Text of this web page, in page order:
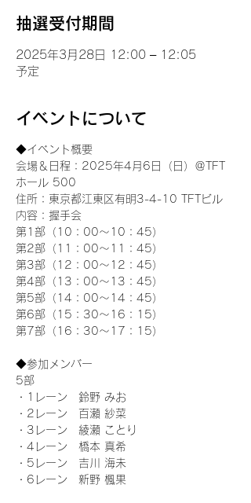
抽選受付期間
2025年3月28日 12:00 – 12:05
予定
イベントについて
◆イベント概要
会場＆日程：2025年4月6日（日）＠TFT
ホール 500
住所：東京都江東区有明3-4-10 TFTビル
内容：握手会
第1部（10：00～10：45）
第2部（11：00～11：45）
第3部（12：00～12：45）
第4部（13：00～13：45）
第5部（14：00～14：45）
第6部（15：30～16：15）
第7部（16：30～17：15）
◆参加メンバー
5部
・1レーン　鈴野 みお
・2レーン　百瀬 紗菜
・3レーン　綾瀬 ことり
・4レーン　橋本 真希
・5レーン　吉川 海未
・6レーン　新野 楓果